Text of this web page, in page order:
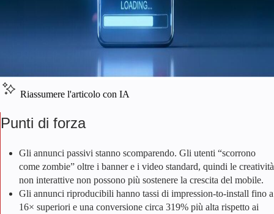
Riassumere l'articolo con IA
Punti di forza
Gli annunci passivi stanno scomparendo. Gli utenti “scorrono
come zombie” oltre i banner e i video standard, quindi le creatività
non interattive non possono più sostenere la crescita del mobile.
Gli annunci riproducibili hanno tassi di impression-to-install fino a
16× superiori e una conversione circa 319% più alta rispetto ai